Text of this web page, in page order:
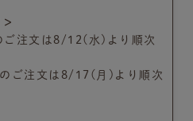
注文は8/12(水)より順次
ご注文は8/17(月)より順次